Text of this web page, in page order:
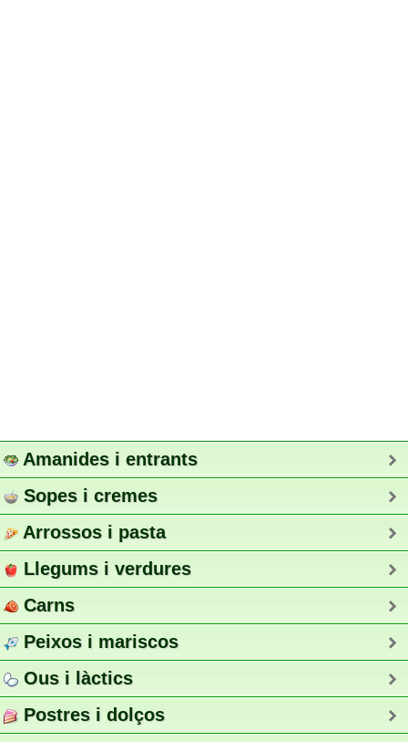
Amanides i entrants
Sopes i cremes
Arrossos i pasta
Llegums i verdures
Carns
Peixos i mariscos
Ous i làctics
Postres i dolços